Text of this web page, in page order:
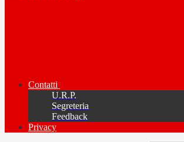
Contatti
U.R.P.
Segreteria
Feedback
Privacy